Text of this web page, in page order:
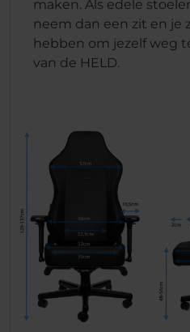
maken. Als edele
neem dan een zit en je
hebben om jezelf weg
van de HELD.